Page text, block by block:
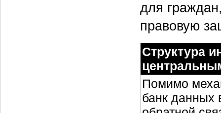
для
правовую
Структура
Помимо
банк данных